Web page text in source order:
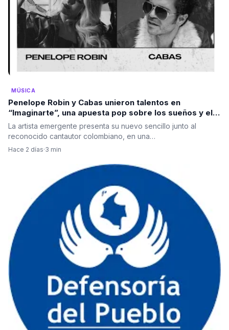
MÚSICA
Penelope Robin y Cabas unieron talentos en
“Imaginarte”, una apuesta pop sobre los sueños y el
poder de la mente
La artista emergente presenta su nuevo sencillo junto al
reconocido cantautor colombiano, en una…
Hace 2 días·3 min